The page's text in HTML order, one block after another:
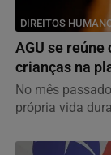
DIREITOS
AGU se
crianças na
No mês
própria vida